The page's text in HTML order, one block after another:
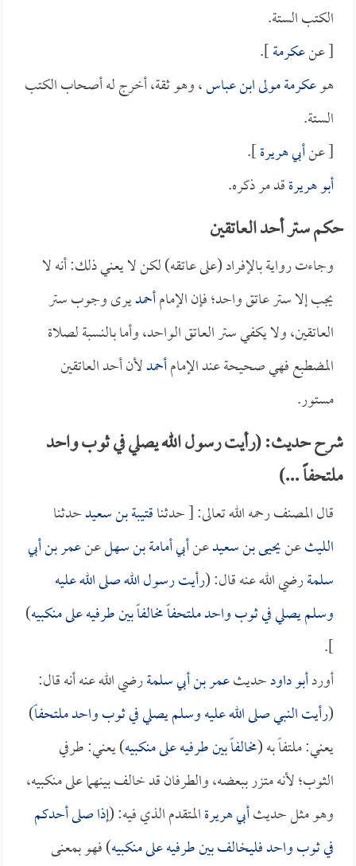
الكتب الستة.
[ عنعكرمة].
هوعكرمة مولى ابن عباس، وهو ثقة، أخرج له أصحاب الكتب
الستة.
[ عنأبي هريرة].
أبو هريرةقد مر ذكره.
حكم ستر أحد العاتقين
وجاءت رواية بالإفراد (على عاتقه) لكن لا يعني ذلك: أنه لا
يجب إلا ستر عاتق واحد؛ فإن الإمامأحمديرى وجوب ستر
العاتقين، ولا يكفي ستر العاتق الواحد، وأما بالنسبة لصلاة
المضطبع فهي صحيحة عند الإمامأحمدلأن أحد العاتقين
مستور.
شرح حديث: (رأيت رسول الله يصلي في ثوب واحد
ملتحفاً ...)
قال المصنف رحمه الله تعالى: [ حدثناقتيبة بن سعيدحدثنا
الليثعنيحيى بن سعيدعنأبي أمامة بن سهلعنعمر بن أبي
سلمةرضي الله عنه قال: (رأيت رسول الله صلى الله عليه
وسلم يصلي في ثوب واحد ملتحفاً مخالفاً بين طرفيه على منكبيه)
].
أوردأبو داودحديثعمر بن أبي سلمةرضي الله عنه أنه قال:
(رأيت النبي صلى الله عليه وسلم يصلي في ثوب واحد ملتحفاً)
يعني: ملتفاً به (مخالفاً بين طرفيه على منكبيه) يعني: طرفي
الثوب؛ لأنه متزر ببعضه، والطرفان قد خالف بينهما على منكبيه،
وهو مثل حديثأبي هريرةالمتقدم الذي فيه: (إذا صلى أحدكم
في ثوب واحد فليخالف بين طرفيه على منكبيه) فهو بمعنى